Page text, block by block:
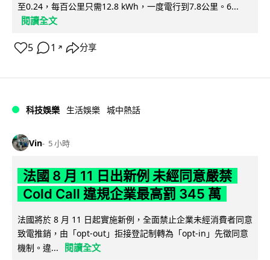
至0.24，每百公里只需12.8 kWh，一度電行到7.8公里。6...
閱讀全文
5 1 ↗ 分享
科技娛樂 生活娛樂 城中熱話
Vin 5 小時
法國 8 月 11 日出新例 未經同意嚴禁
Cold Call 違規企業最高罰 345 萬
法國將於 8 月 11 日起實施新例，全面禁止企業未經消費者同意
致電推銷，由「opt-out」拒接登記制轉為「opt-in」先徵同意
機制。違...
閱讀全文